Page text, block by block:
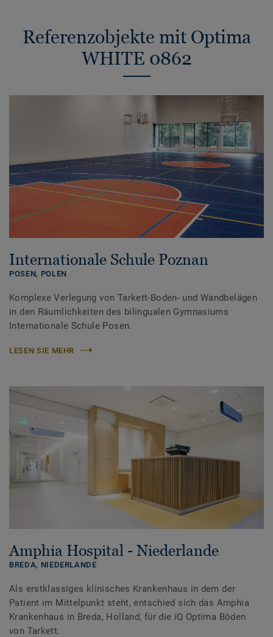
Referenzobjekte mit Optima
WHITE 0862
Internationale Schule Poznan
POSEN, POLEN
Komplexe Verlegung von Tarkett-Boden- und Wandbelägen
in den Räumlichkeiten des bilingualen Gymnasiums
Internationale Schule Posen.
LESEN SIE MEHR
Amphia Hospital - Niederlande
BREDA, NIEDERLANDE
Als erstklassiges klinisches Krankenhaus in dem der
Patient im Mittelpunkt steht, entschied sich das Amphia
Krankenhaus in Breda, Holland, für die iQ Optima Böden
von Tarkett.